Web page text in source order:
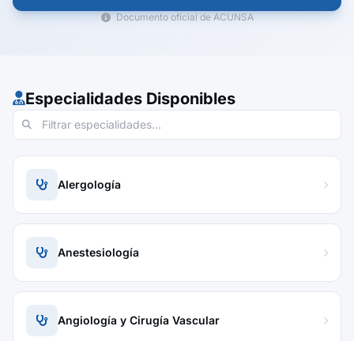
Documento oficial de ACUNSA
Especialidades Disponibles
Alergología
Anestesiología
Angiología y Cirugía Vascular